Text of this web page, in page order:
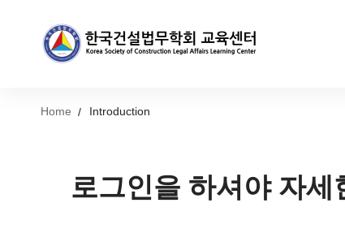
Home Introduction
로그인을 하셔야 자